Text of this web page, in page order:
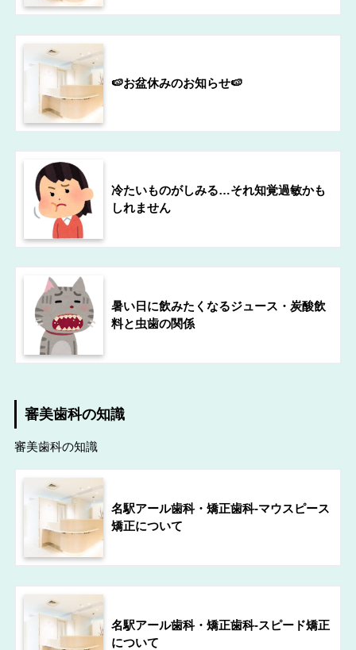
🍉お盆休みのお知らせ🍉
冷たいものがしみる…それ知覚過敏かも
しれません
暑い日に飲みたくなるジュース・炭酸飲
料と虫歯の関係
審美歯科の知識
審美歯科の知識
名駅アール歯科・矯正歯科-マウスピース
矯正について
名駅アール歯科・矯正歯科-スピード矯正
について